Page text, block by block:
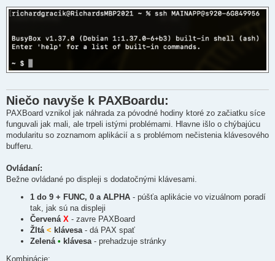
Niečo navyše k PAXBoardu:
PAXBoard vznikol jak náhrada za póvodné hodiny ktoré zo začiatku síce
funguvali jak mali, ale trpeli istými problémami. Hlavne išlo o chýbajúcu
modularitu so zoznamom aplikácií a s problémom nečistenia klávesového
bufferu.
Ovládaní:
Bežne ovládané po displeji s dodatočnými klávesami.
1 do 9 + FUNC, 0 a ALPHA - púšťa aplikácie vo vizuálnom poradí
tak, jak sú na displeji
Červená X - zavre PAXBoard
Žltá < klávesa - dá PAX spať
Zelená • klávesa - prehadzuje stránky
Kombinácie: